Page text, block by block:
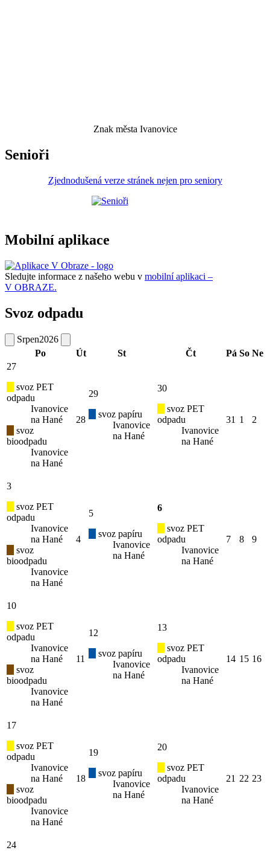
Znak města Ivanovice
Senioři
Zjednodušená verze stránek nejen pro seniory
Mobilní aplikace
Sledujte informace z našeho webu v mobilní aplikaci –
V OBRAZE.
Svoz odpadu
Srpen2026
Po
Út St Čt Pá So Ne
27
svoz PET
odpadu
Ivanovice
na Hané
svoz
bioodpadu
Ivanovice
na Hané
28
29
svoz papíru
Ivanovice
na Hané
30
svoz PET
odpadu
Ivanovice
na Hané
31 1 2
3
svoz PET
odpadu
Ivanovice
na Hané
svoz
bioodpadu
Ivanovice
na Hané
4
5
svoz papíru
Ivanovice
na Hané
6
svoz PET
odpadu
Ivanovice
na Hané
7 8 9
10
svoz PET
odpadu
Ivanovice
na Hané
svoz
bioodpadu
Ivanovice
na Hané
11
12
svoz papíru
Ivanovice
na Hané
13
svoz PET
odpadu
Ivanovice
na Hané
14 15 16
17
svoz PET
odpadu
Ivanovice
na Hané
svoz
bioodpadu
Ivanovice
na Hané
18
19
svoz papíru
Ivanovice
na Hané
20
svoz PET
odpadu
Ivanovice
na Hané
21 22 23
24